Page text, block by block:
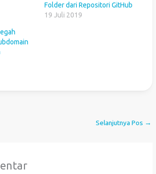
Folder dari Repositori GitHub
19 Juli 2019
Selanjutnya Pos →